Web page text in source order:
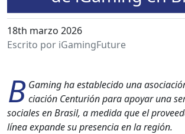
18th marzo 2026
Escrito por iGamingFuture
B Gam­ing ha estable­ci­do una
ciación Cen­turión para apo­yar una
sociales en Brasil, a medi­da que el
línea expande su pres­en­cia en la región.